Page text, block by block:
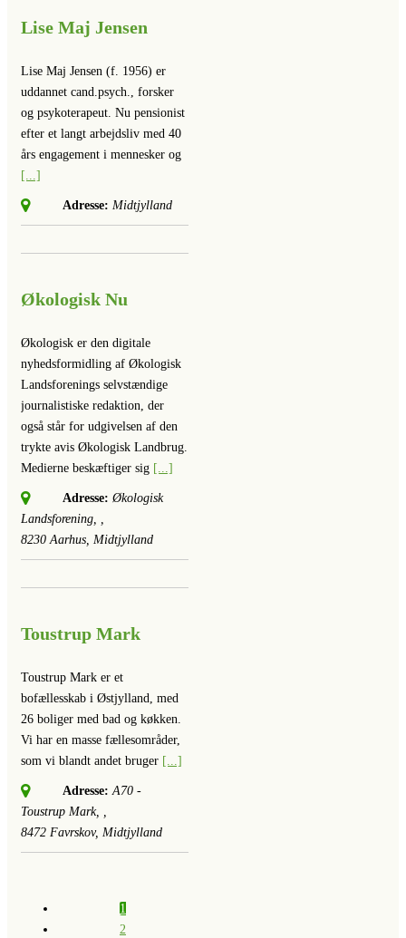
Lise Maj Jensen
Lise Maj Jensen (f. 1956) er
uddannet cand.psych., forsker
og psykoterapeut. Nu pensionist
efter et langt arbejdsliv med 40
års engagement i mennesker og
[...]
Adresse: Midtjylland
Økologisk Nu
Økologisk er den digitale
nyhedsformidling af Økologisk
Landsforenings selvstændige
journalistiske redaktion, der
også står for udgivelsen af den
trykte avis Økologisk Landbrug.
Medierne beskæftiger sig [...]
Adresse: Økologisk
Landsforening, ,
8230 Aarhus, Midtjylland
Toustrup Mark
Toustrup Mark er et
bofællesskab i Østjylland, med
26 boliger med bad og køkken.
Vi har en masse fællesområder,
som vi blandt andet bruger [...]
Adresse: A70 -
Toustrup Mark, ,
8472 Favrskov, Midtjylland
1
2